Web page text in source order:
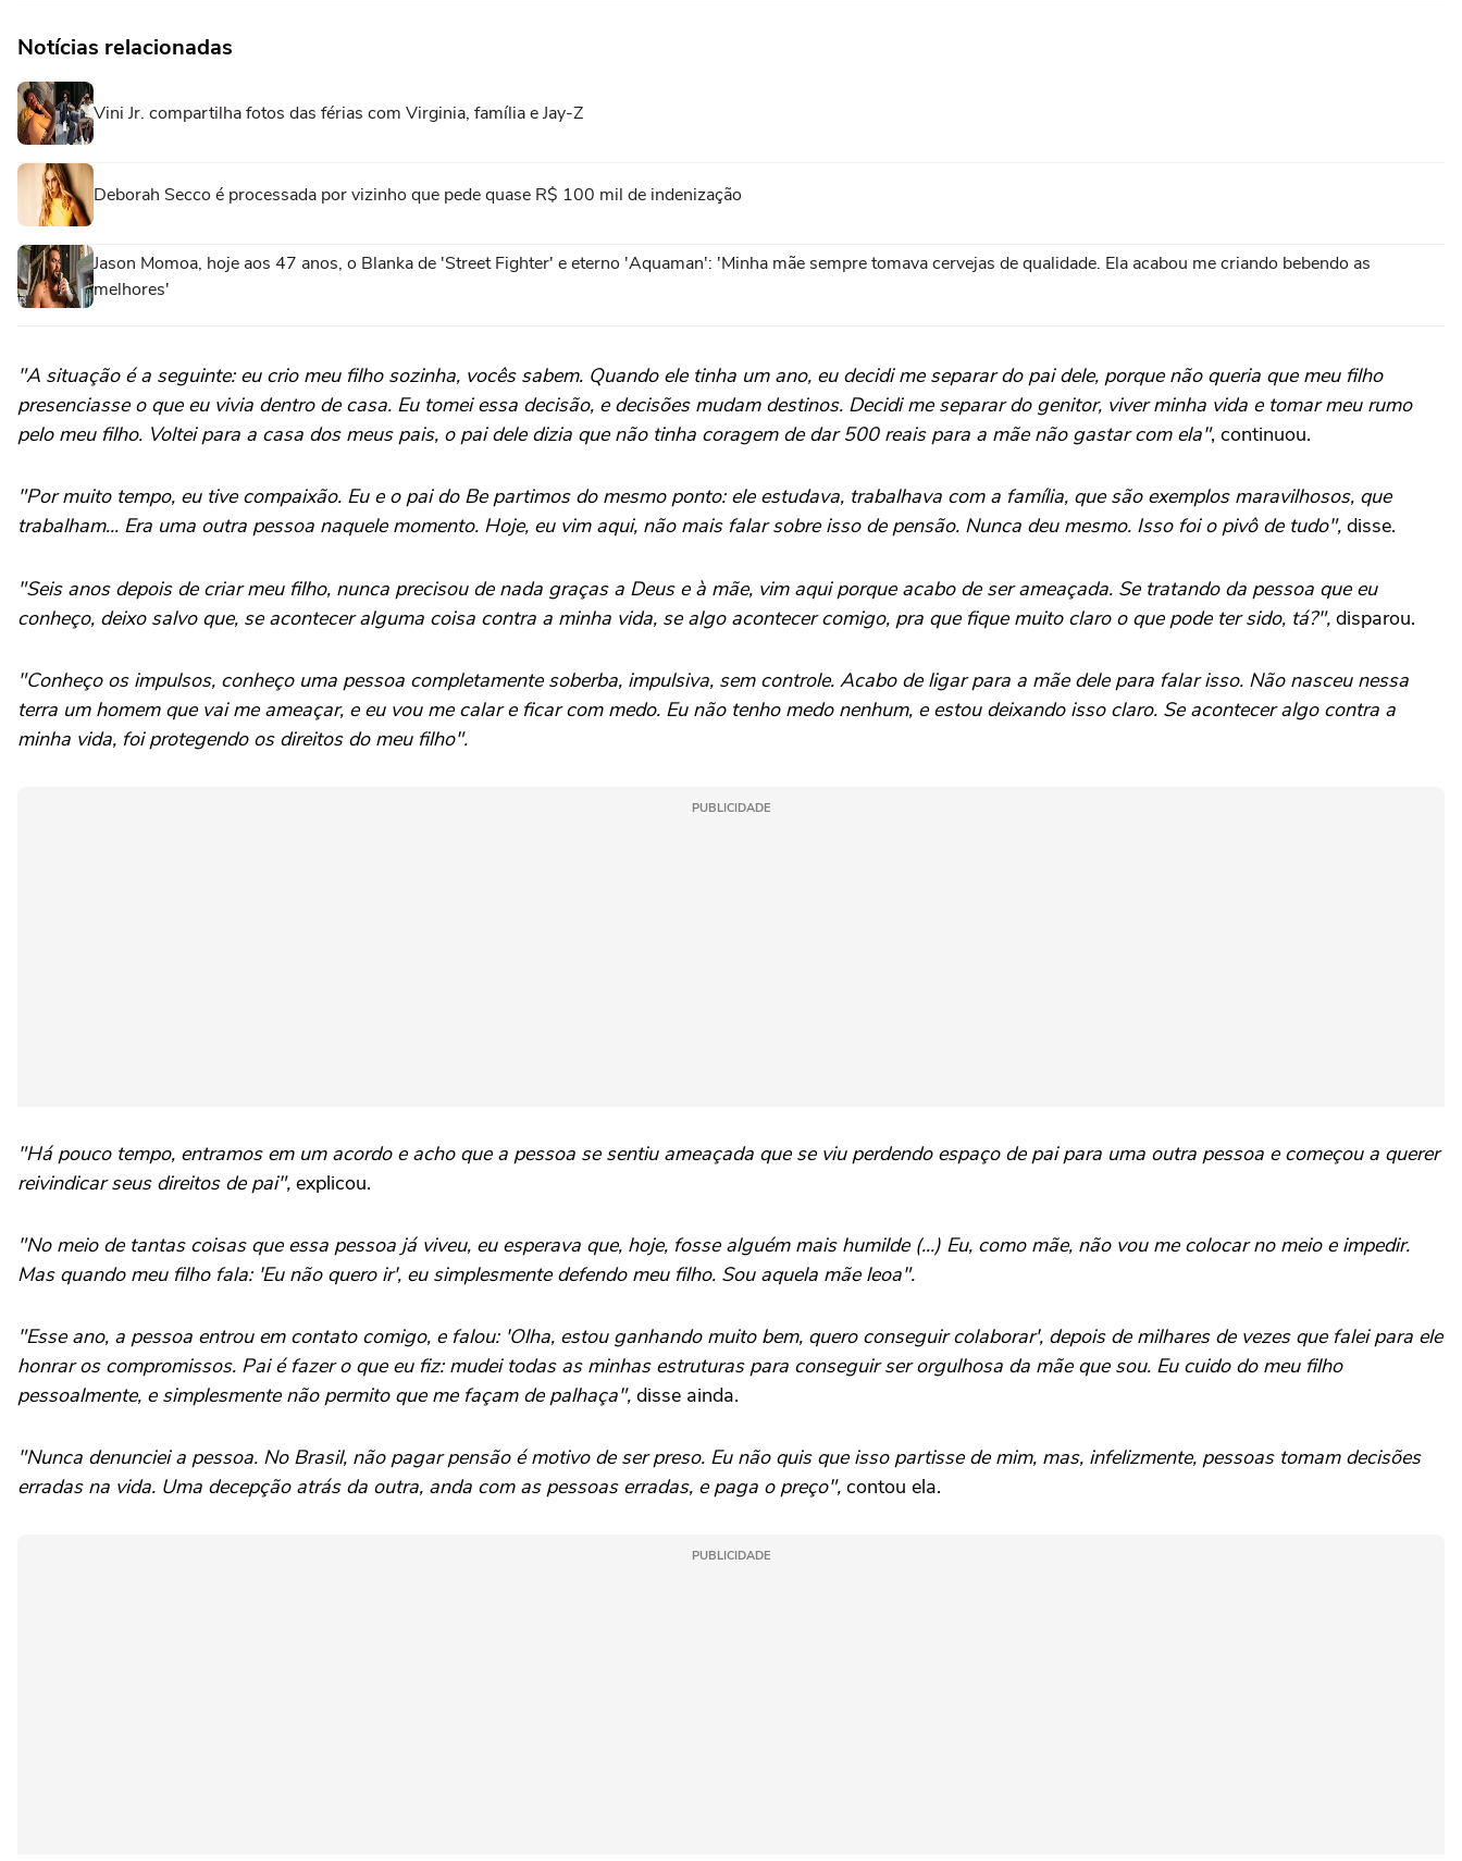
Notícias relacionadas
Vini Jr. compartilha fotos das férias com Virginia, família e Jay-Z
Deborah Secco é processada por vizinho que pede quase R$ 100 mil de indenização
Jason Momoa, hoje aos 47 anos, o Blanka de 'Street Fighter' e eterno 'Aquaman': 'Minha mãe sempre tomava cervejas de qualidade. Ela acabou me criando bebendo as
melhores'
"A situação é a seguinte: eu crio meu filho sozinha, vocês sabem. Quando ele tinha um ano, eu decidi me separar do pai dele, porque não queria que meu filho
presenciasse o que eu vivia dentro de casa. Eu tomei essa decisão, e decisões mudam destinos. Decidi me separar do genitor, viver minha vida e tomar meu rumo
pelo meu filho. Voltei para a casa dos meus pais, o pai dele dizia que não tinha coragem de dar 500 reais para a mãe não gastar com ela", continuou.
"Por muito tempo, eu tive compaixão. Eu e o pai do Be partimos do mesmo ponto: ele estudava, trabalhava com a família, que são exemplos maravilhosos, que
trabalham... Era uma outra pessoa naquele momento. Hoje, eu vim aqui, não mais falar sobre isso de pensão. Nunca deu mesmo. Isso foi o pivô de tudo", disse.
"Seis anos depois de criar meu filho, nunca precisou de nada graças a Deus e à mãe, vim aqui porque acabo de ser ameaçada. Se tratando da pessoa que eu
conheço, deixo salvo que, se acontecer alguma coisa contra a minha vida, se algo acontecer comigo, pra que fique muito claro o que pode ter sido, tá?", disparou.
"Conheço os impulsos, conheço uma pessoa completamente soberba, impulsiva, sem controle. Acabo de ligar para a mãe dele para falar isso. Não nasceu nessa
terra um homem que vai me ameaçar, e eu vou me calar e ficar com medo. Eu não tenho medo nenhum, e estou deixando isso claro. Se acontecer algo contra a
minha vida, foi protegendo os direitos do meu filho".
PUBLICIDADE
"Há pouco tempo, entramos em um acordo e acho que a pessoa se sentiu ameaçada que se viu perdendo espaço de pai para uma outra pessoa e começou a querer
reivindicar seus direitos de pai", explicou.
"No meio de tantas coisas que essa pessoa já viveu, eu esperava que, hoje, fosse alguém mais humilde (...) Eu, como mãe, não vou me colocar no meio e impedir.
Mas quando meu filho fala: 'Eu não quero ir', eu simplesmente defendo meu filho. Sou aquela mãe leoa".
"Esse ano, a pessoa entrou em contato comigo, e falou: 'Olha, estou ganhando muito bem, quero conseguir colaborar', depois de milhares de vezes que falei para ele
honrar os compromissos. Pai é fazer o que eu fiz: mudei todas as minhas estruturas para conseguir ser orgulhosa da mãe que sou. Eu cuido do meu filho
pessoalmente, e simplesmente não permito que me façam de palhaça", disse ainda.
"Nunca denunciei a pessoa. No Brasil, não pagar pensão é motivo de ser preso. Eu não quis que isso partisse de mim, mas, infelizmente, pessoas tomam decisões
erradas na vida. Uma decepção atrás da outra, anda com as pessoas erradas, e paga o preço", contou ela.
PUBLICIDADE